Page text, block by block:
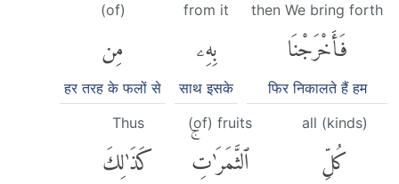
then We bring forth
فَأَخْرَجْنَا
फिर निकालते हैं हम
from it
بِهِۦ
साथ इसके
(of)
مِن
हर तरह के फलों से
all (kinds)
كُلِّ
(of) fruits
ٱلثَّمَرَٰتِۚ
Thus
كَذَٰلِكَ